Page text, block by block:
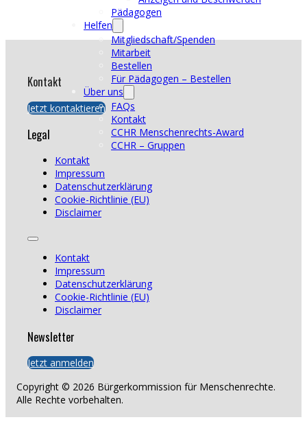
Pädagogen
Helfen
Mitgliedschaft/Spenden
Mitarbeit
Bestellen
Für Pädagogen – Bestellen
Über uns
FAQs
Kontakt
CCHR Menschenrechts-Award
CCHR – Gruppen
Kontakt
Jetzt kontaktieren
Legal
Kontakt
Impressum
Datenschutzerklärung
Cookie-Richtlinie (EU)
Disclaimer
Kontakt
Impressum
Datenschutzerklärung
Cookie-Richtlinie (EU)
Disclaimer
Newsletter
Jetzt anmelden
Copyright © 2026 Bürgerkommission für Menschenrechte.
Alle Rechte vorbehalten.